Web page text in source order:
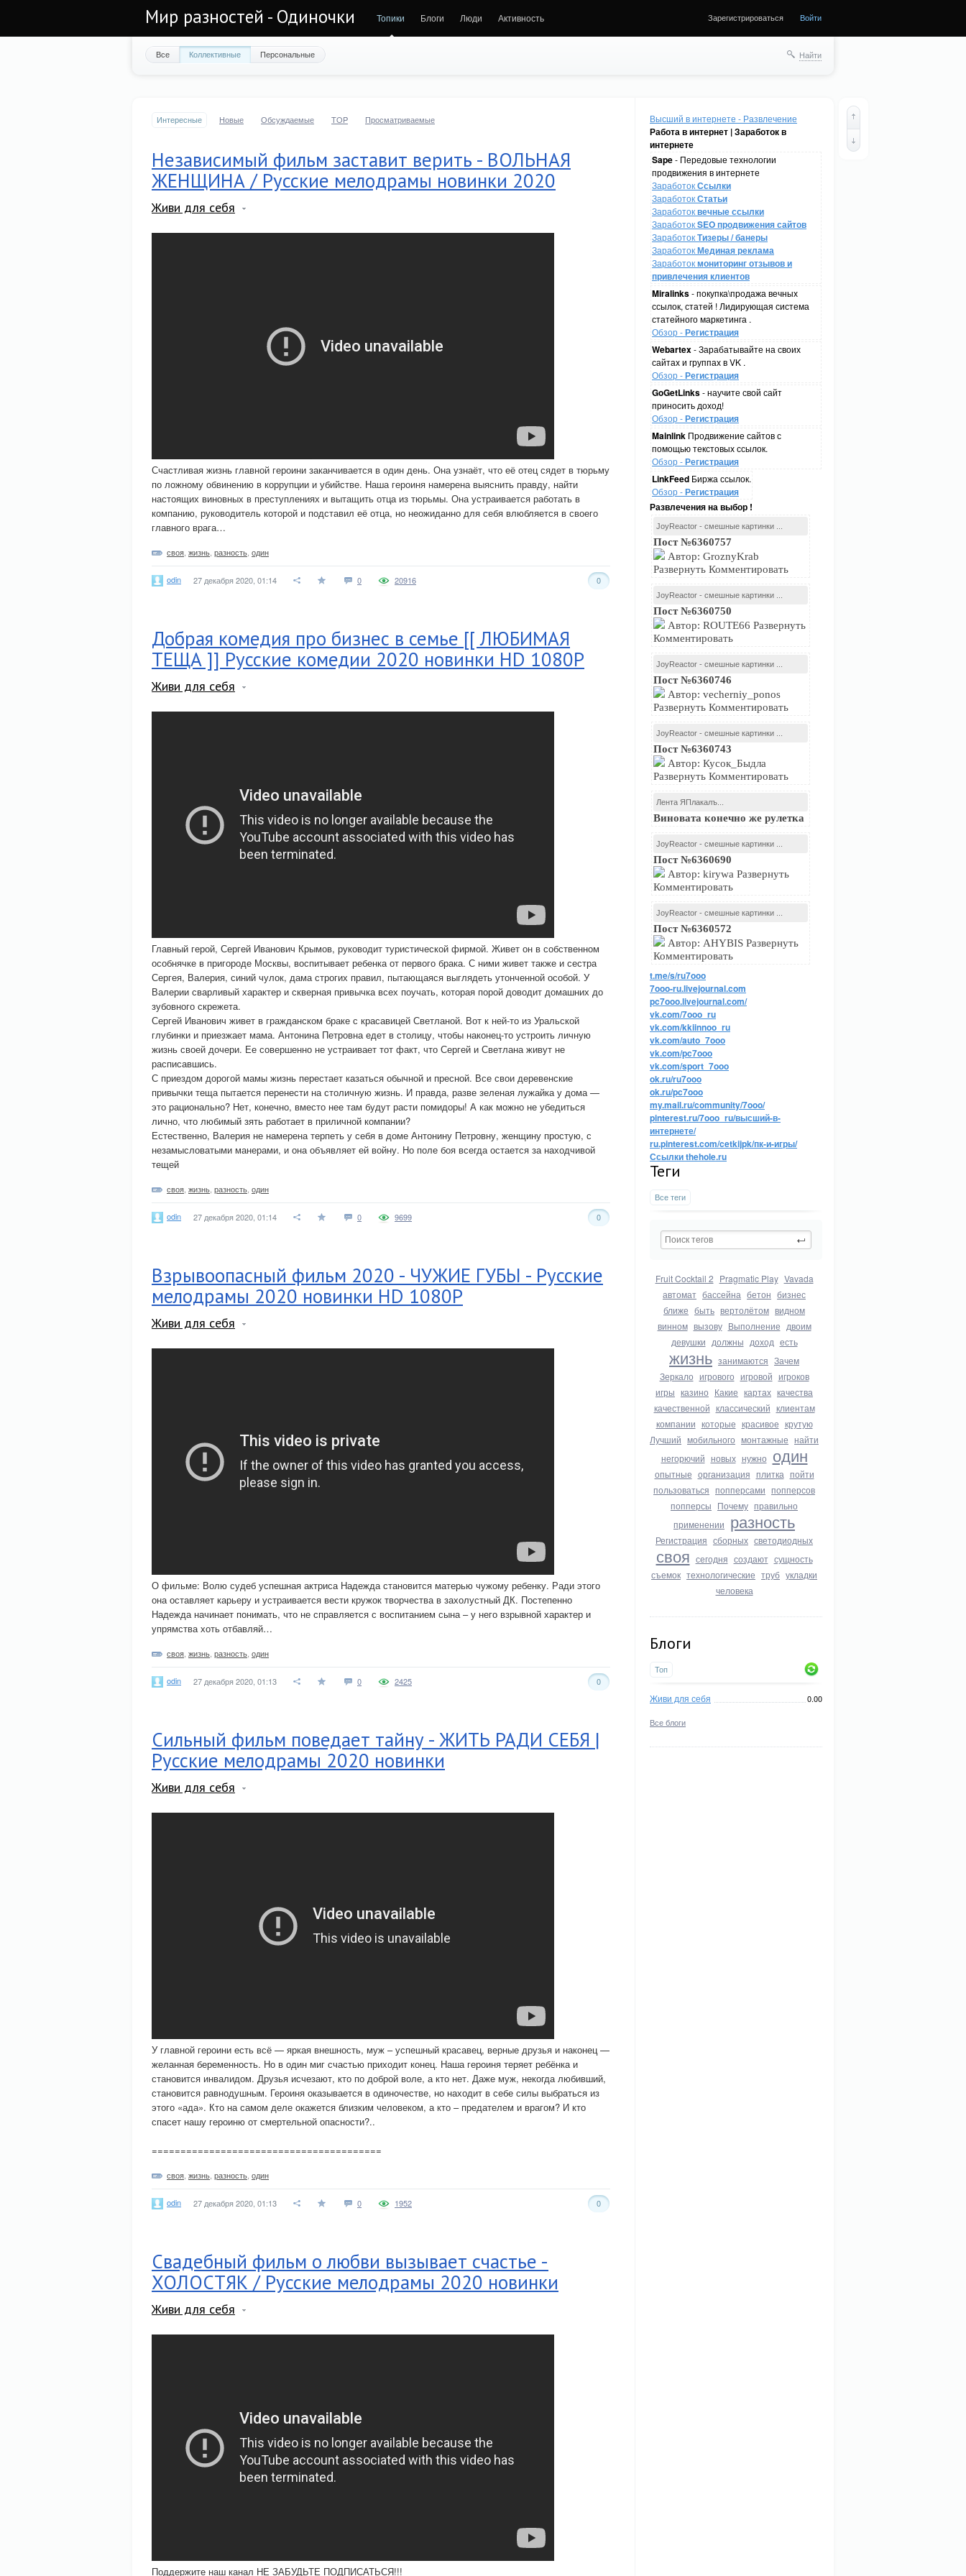
Мир разностей - Одиночки Топики Блоги Люди Активность Зарегистрироваться Войти
Все Коллективные Персональные Найти
Высший в интернете - Развлечение
Работа в интернет | Заработок в
интернете
Sape- Передовые технологии
продвижения в интернете
ЗаработокСсылки
ЗаработокСтатьи
Заработоквечные ссылки
ЗаработокSEO продвижения сайтов
ЗаработокТизеры / банеры
ЗаработокМединая реклама
Заработокмониторинг отзывов и
привлечения клиентов
Miralinks- покупка\продажа вечных
ссылок, статей ! Лидирующая система
статейного маркетинга .
Обзор -Регистрация
Webartex- Зарабатывайте на своих
сайтах и группах в VK .
Обзор -Регистрация
GoGetLinks- научите свой сайт
приносить доход!
Обзор -Регистрация
Mainlink Продвижение сайтов с
помощью текстовых ссылок.
Обзор -Регистрация
LinkFeed Биржа ссылок.
Обзор -Регистрация
Развлечения на выбор !
JoyReactor - смешные картинки ...
Пост №6360757
Автор: GroznyKrab
Развернуть Комментировать
JoyReactor - смешные картинки ...
Пост №6360750
Автор: ROUTE66 Развернуть
Комментировать
JoyReactor - смешные картинки ...
Пост №6360746
Автор: vecherniy_ponos
Развернуть Комментировать
JoyReactor - смешные картинки ...
Пост №6360743
Автор: Кусок_Быдла
Развернуть Комментировать
Лента ЯПлакалъ...
Виновата конечно же рулетка
JoyReactor - смешные картинки ...
Пост №6360690
Автор: kirywa Развернуть
Комментировать
JoyReactor - смешные картинки ...
Пост №6360572
Автор: AHYBIS Развернуть
Комментировать
t.me/s/ru7ooo
7ooo-ru.livejournal.com
pc7ooo.livejournal.com/
vk.com/7ooo_ru
vk.com/kkiinnoo_ru
vk.com/auto_7ooo
vk.com/pc7ooo
vk.com/sport_7ooo
ok.ru/ru7ooo
ok.ru/pc7ooo
my.mail.ru/community/7ooo/
pinterest.ru/7ooo_ru/высший-в-
интернете/
ru.pinterest.com/cetkijpk/пк-и-игры/
Ссылки thehole.ru
Теги
Все теги
Fruit Cocktail 2 Pragmatic Play Vavada
автомат бассейна бетон бизнес
ближе быть вертолётом видном
винном вызову Выполнение двоим
девушки должны доход есть
жизнь занимаются Зачем
Зеркало игрового игровой игроков
игры казино Какие картах качества
качественной классический клиентам
компании которые красивое крутую
Лучший мобильного монтажные найти
негорючий новых нужно один
опытные организация плитка пойти
пользоваться попперсами попперсов
попперсы Почему правильно
применении разность
Регистрация сборных светодиодных
своя сегодня создают сущность
съемок технологические труб укладки
человека
Блоги
Топ
Живи для себя 0.00
Все блоги
Интересные Новые Обсуждаемые TOP Просматриваемые
Независимый фильм заставит верить - ВОЛЬНАЯ
ЖЕНЩИНА / Русские мелодрамы новинки 2020
Живи для себя
Счастливая жизнь главной героини заканчивается в один день. Она узнаёт, что её отец сядет в тюрьму
по ложному обвинению в коррупции и убийстве. Наша героиня намерена выяснить правду, найти
настоящих виновных в преступлениях и вытащить отца из тюрьмы. Она устраивается работать в
компанию, руководитель которой и подставил её отца, но неожиданно для себя влюбляется в своего
главного врага…
своя жизнь разность один
odin 27 декабря 2020, 01:14 0 0
20916
Добрая комедия про бизнес в семье [[ ЛЮБИМАЯ
ТЕЩА ]] Русские комедии 2020 новинки HD 1080P
Живи для себя
Главный герой, Сергей Иванович Крымов, руководит туристической фирмой. Живет он в собственном
особнячке в пригороде Москвы, воспитывает ребенка от первого брака. С ними живет также и сестра
Сергея, Валерия, синий чулок, дама строгих правил, пытающаяся выглядеть утонченной особой. У
Валерии сварливый характер и скверная привычка всех поучать, которая порой доводит домашних до
зубовного скрежета.
Сергей Иванович живет в гражданском браке с красавицей Светланой. Вот к ней-то из Уральской
глубинки и приезжает мама. Антонина Петровна едет в столицу, чтобы наконец-то устроить личную
жизнь своей дочери. Ее совершенно не устраивает тот факт, что Сергей и Светлана живут не
расписавшись.
С приездом дорогой мамы жизнь перестает казаться обычной и пресной. Все свои деревенские
привычки теща пытается перенести на столичную жизнь. И правда, разве зеленая лужайка у дома —
это рационально? Нет, конечно, вместо нее там будут расти помидоры! А как можно не убедиться
лично, что любимый зять работает в приличной компании?
Естественно, Валерия не намерена терпеть у себя в доме Антонину Петровну, женщину простую, с
незамысловатыми манерами, и она объявляет ей войну. Но поле боя всегда остается за находчивой
тещей
своя жизнь разность один
odin 27 декабря 2020, 01:14 0 0
9699
Взрывоопасный фильм 2020 - ЧУЖИЕ ГУБЫ - Русские
мелодрамы 2020 новинки HD 1080P
Живи для себя
О фильме: Волю судеб успешная актриса Надежда становится матерью чужому ребенку. Ради этого
она оставляет карьеру и устраивается вести кружок творчества в захолустный ДК. Постепенно
Надежда начинает понимать, что не справляется с воспитанием сына – у него взрывной характер и
упрямства хоть отбавляй…
своя жизнь разность один
odin 27 декабря 2020, 01:13 0 0
2425
Сильный фильм поведает тайну - ЖИТЬ РАДИ СЕБЯ |
Русские мелодрамы 2020 новинки
Живи для себя
У главной героини есть всё — яркая внешность, муж – успешный красавец, верные друзья и наконец —
желанная беременность. Но в один миг счастью приходит конец. Наша героиня теряет ребёнка и
становится инвалидом. Друзья исчезают, кто по доброй воле, а кто нет. Даже муж, некогда любивший,
становится равнодушным. Героиня оказывается в одиночестве, но находит в себе силы выбраться из
этого «ада». Кто на самом деле окажется близким человеком, а кто – предателем и врагом? И кто
спасет нашу героиню от смертельной опасности?..
========================================
своя жизнь разность один
odin 27 декабря 2020, 01:13 0 0
1952
Свадебный фильм о любви вызывает счастье -
ХОЛОСТЯК / Русские мелодрамы 2020 новинки
Живи для себя
Поддержите наш канал НЕ ЗАБУДЬТЕ ПОДПИСАТЬСЯ!!!